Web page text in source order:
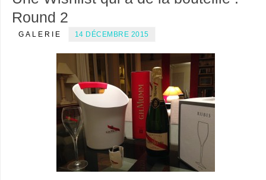
Round 2
GALERIE 14 DÉCEMBRE 2015